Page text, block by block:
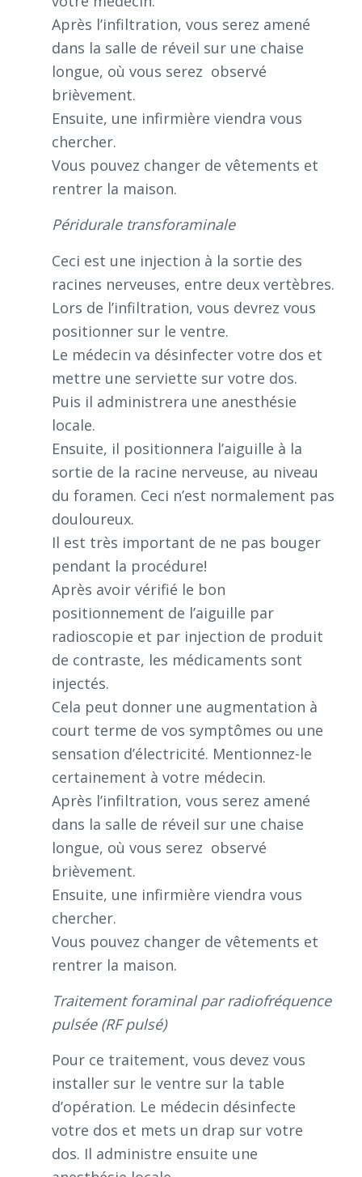
Après l’infiltration, vous serez amené
dans la salle de réveil sur une chaise
longue, où vous serez observé
brièvement.
Ensuite, une infirmière viendra vous
chercher.
Vous pouvez changer de vêtements et
rentrer la maison.
Péridurale transforaminale
Ceci est une injection à la sortie des
racines nerveuses, entre deux vertèbres.
Lors de l’infiltration, vous devrez vous
positionner sur le ventre.
Le médecin va désinfecter votre dos et
mettre une serviette sur votre dos.
Puis il administrera une anesthésie
locale.
Ensuite, il positionnera l’aiguille à la
sortie de la racine nerveuse, au niveau
du foramen. Ceci n’est normalement pas
douloureux.
Il est très important de ne pas bouger
pendant la procédure!
Après avoir vérifié le bon
positionnement de l’aiguille par
radioscopie et par injection de produit
de contraste, les médicaments sont
injectés.
Cela peut donner une augmentation à
court terme de vos symptômes ou une
sensation d’électricité. Mentionnez-le
certainement à votre médecin.
Après l’infiltration, vous serez amené
dans la salle de réveil sur une chaise
longue, où vous serez observé
brièvement.
Ensuite, une infirmière viendra vous
chercher.
Vous pouvez changer de vêtements et
rentrer la maison.
Traitement foraminal par radiofréquence
pulsée (RF pulsé)
Pour ce traitement, vous devez vous
installer sur le ventre sur la table
d’opération. Le médecin désinfecte
votre dos et mets un drap sur votre
dos. Il administre ensuite une